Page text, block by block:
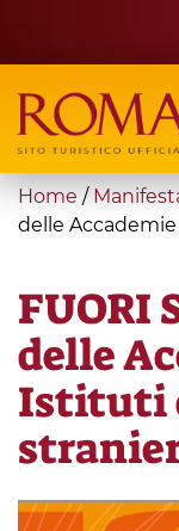
main
content
Search
form
Cerca
You
are
Home /
delle
FUORI
delle
Istituti